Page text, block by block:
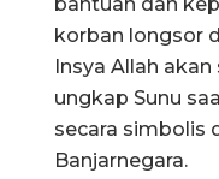
korban longsor
Insya Allah akan
ungkap Sunu
secara simbolis
Banjarnegara.